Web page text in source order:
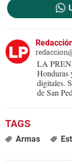
LA
Honduras
digitales.
de San
Armas